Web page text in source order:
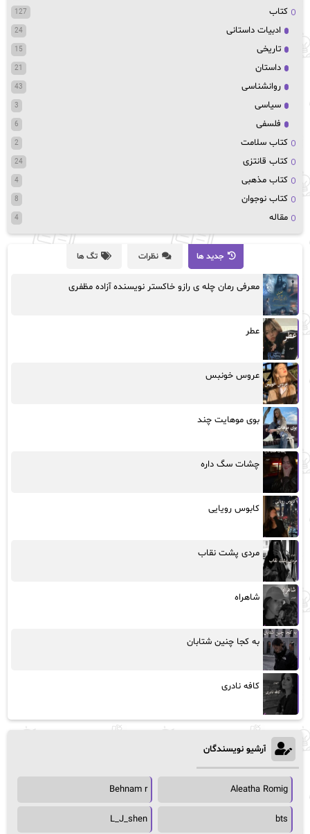
کتاب 127
ادبیات داستانی 24
تاریخی 15
داستان 21
روانشناسی 43
سیاسی 3
فلسفی 6
کتاب سلامت 2
کتاب قانتزی 24
کتاب مذهبی 4
کتاب نوجوان 8
مقاله 4
جدید ها نظرات تگ ها
معرفی رمان چله ی رازو خاکستر نویسنده آزاده مظفری
عطر
عروس خونبس
بوی موهایت چند
چشات سگ داره
کابوس رویایی
مردی پشت نقاب
شاهراه
به کجا چنین شتابان
کافه نادری
آرشیو نویسندگان
Aleatha Romig
Behnam r
bts
L_J_shen